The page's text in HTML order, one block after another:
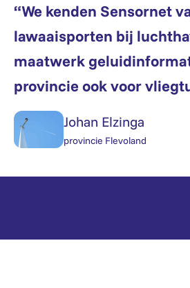
“We kenden Sensornet
lawaaisporten bij
maatwerk
provincie ook voor
Johan Elzinga
provincie Flevoland